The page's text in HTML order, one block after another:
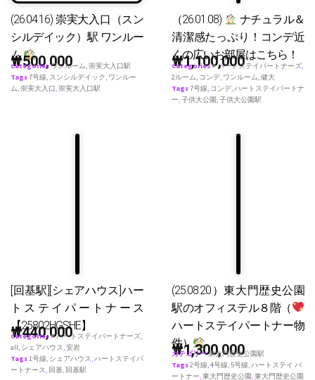
(26.04.16) 崇実大入口（スン
シルデイック）駅 ワンルー
ム
₩500,000
Categoriesワンルーム,崇実大入口駅
Tags7号線, スンシルデイック , ワンルー
ム,崇実大入口,崇実大入口駅
（26.01.08)
ナチュラル＆
清潔感たっぷり！コンデ近
くの広いお部屋はこちら！
₩1,100,000
Categories♥ ハートステイパートナーズ,
2ルーム, コンデ, ワンルーム,健大
Tags7号線, コンデ,ハートステイパートナ
ー,子供大公園,子供大公園駅
[回基駅][シェアハウス]ハー
トステイパートナース
【25802HGSHE】
₩440,000
Categories♥ ハートステイパートナーズ,
all, シェアハウス,安岩
Tags1号線, シェアハウス,ハートステイパ
ートナース, 回基, 回基駅
(25.08.20）東大門歴史公園
駅のオフィステル８階（
ハートステイパートナー物
件）
₩1,300,000
カテゴリー東大門歴史公園駅
Tags2号線,4号線, 5号線,ハートステイ パ
ートナー,東大門歴史公園,東大門歴史公園